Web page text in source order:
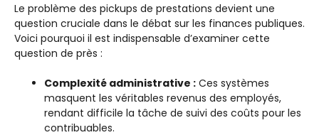
Le problème des pickups de prestations devient une
question cruciale dans le débat sur les finances publiques.
Voici pourquoi il est indispensable d’examiner cette
question de près :
Complexité administrative : Ces systèmes
masquent les véritables revenus des employés,
rendant difficile la tâche de suivi des coûts pour les
contribuables.